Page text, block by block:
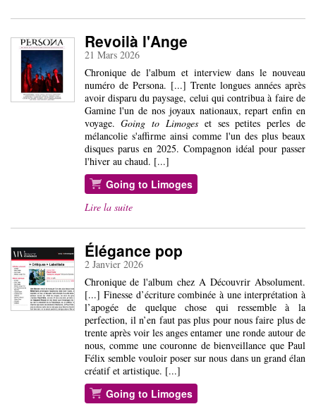
Revoilà l'Ange
21 Mars 2026
Chronique de l'album et interview dans le nouveau
numéro de Persona. [...] Trente longues années après
avoir disparu du paysage, celui qui contribua à faire de
Gamine l'un de nos joyaux nationaux, repart enfin en
voyage.Going to Limogeset ses petites perles de
mélancolie s'affirme ainsi comme l'un des plus beaux
disques parus en 2025. Compagnon idéal pour passer
l'hiver au chaud. [...]
Going to Limoges
Lire la suite
Élégance pop
2 Janvier 2026
Chronique de l'album chez A Découvrir Absolument.
[...] Finesse d’écriture combinée à une interprétation à
l’apogée de quelque chose qui ressemble à la
perfection, il n’en faut pas plus pour nous faire plus de
trente après voir les anges entamer une ronde autour de
nous, comme une couronne de bienveillance que Paul
Félix semble vouloir poser sur nous dans un grand élan
créatif et artistique. [...]
Going to Limoges